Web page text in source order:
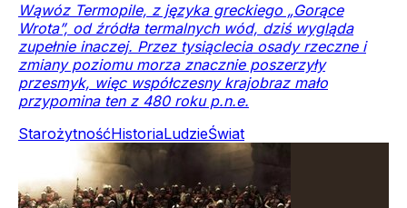
Wąwóz Termopile, z języka greckiego „Gorące
Wrota”, od źródła termalnych wód, dziś wygląda
zupełnie inaczej. Przez tysiąclecia osady rzeczne i
zmiany poziomu morza znacznie poszerzyły
przesmyk, więc współczesny krajobraz mało
przypomina ten z 480 roku p.n.e.
StarożytnośćHistoriaLudzieŚwiat